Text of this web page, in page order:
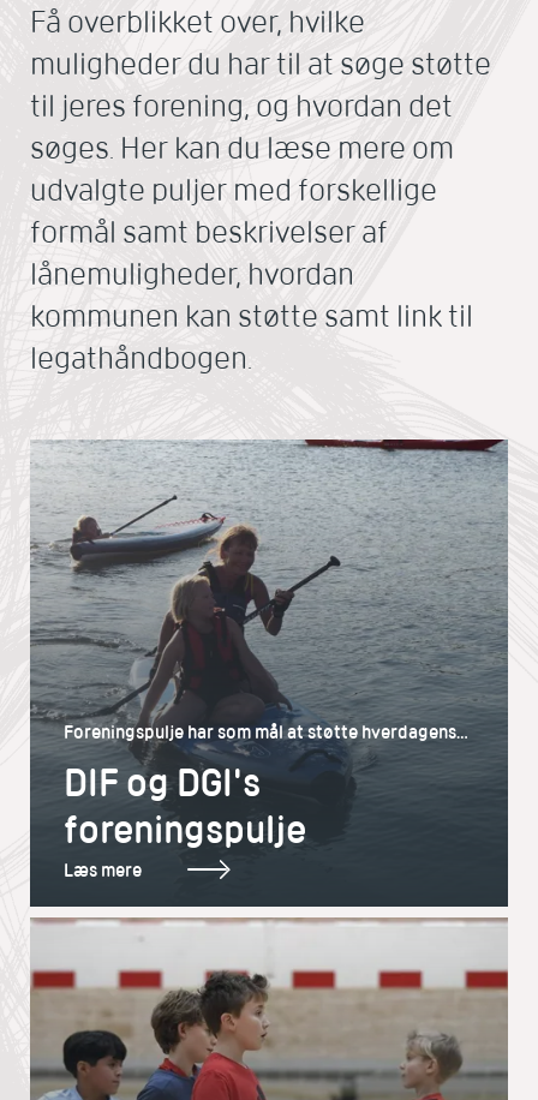
Få overblikket over, hvilke
muligheder du har til at søge støtte
til jeres forening, og hvordan det
søges. Her kan du læse mere om
udvalgte puljer med forskellige
formål samt beskrivelser af
lånemuligheder, hvordan
kommunen kan støtte samt link til
legathåndbogen.
Foreningspulje har som mål at støtte hverdagens
fællesskaber i idrætsforeningerne og skabe rum til
udvikling.
DIF og DGI's
foreningspulje
Læs mere